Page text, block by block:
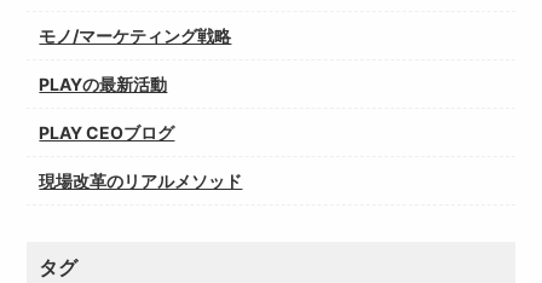
モノ/マーケティング戦略
PLAYの最新活動
PLAY CEOブログ
現場改革のリアルメソッド
タグ